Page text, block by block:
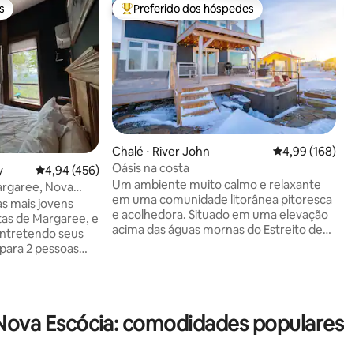
4,94 de uma avaliação média de 5, 456 avaliações
4,94 (456)
Nova
mais jovens
de Margaree, e
seus
2 pessoas
elétrica de
Entre os melhores preferidos dos hóspedes
Preferido dos hóspedes
Chalé ⋅ River John 4,99 de uma
4,99 (168)
Oásis na costa
Um ambiente muito calmo e relaxante
em uma comunidade litorânea pitoresca
e acolhedora. Situado em uma elevação
acima das águas mornas do Estreito de
design atencioso utilizando talento
artesanal local, com eletrodomésticos de
Escócia: comodidades